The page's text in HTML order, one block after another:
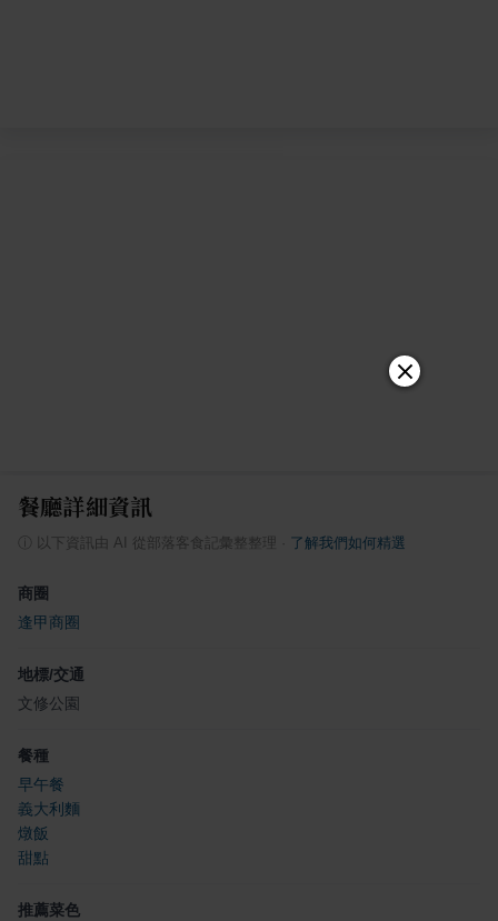
餐廳詳細資訊
以下資訊由 AI 從部落客食記彙整整理 了解我們如何精選
商圈
逢甲商圈
地標/交通
文修公園
餐種
早午餐
義大利麵
燉飯
甜點
推薦菜色